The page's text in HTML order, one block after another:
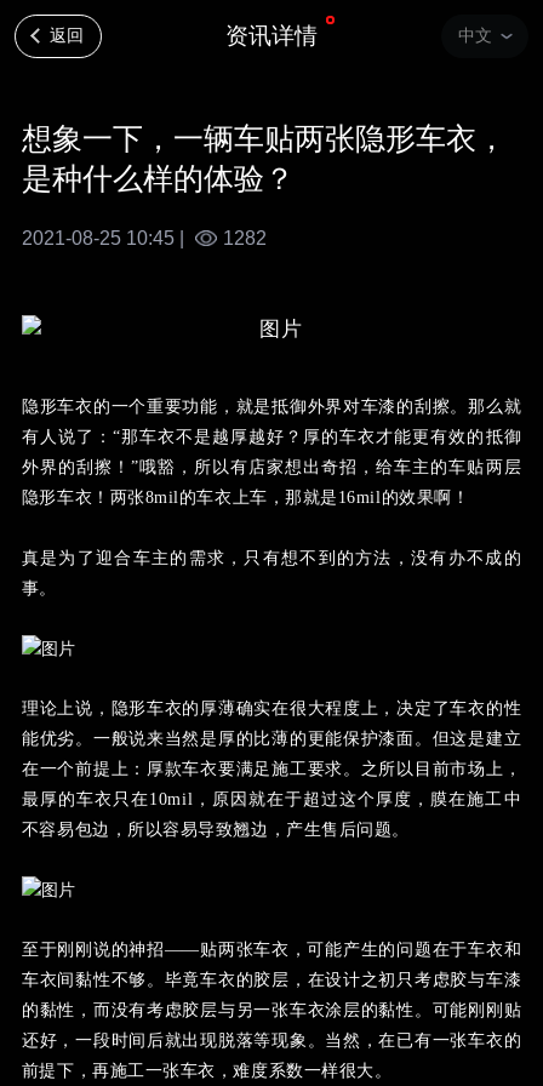
返回 资讯详情 中文
想象一下，一辆车贴两张隐形车衣，
是种什么样的体验？
2021-08-25 10:45 | 1282
隐形车衣的一个重要功能，就是抵御外界对车漆的刮擦。那么就
有人说了：“那车衣不是越厚越好？厚的车衣才能更有效的抵御
外界的刮擦！”哦豁，所以有店家想出奇招，给车主的车贴两层
隐形车衣！两张8mil的车衣上车，那就是16mil的效果啊！
真是为了迎合车主的需求，只有想不到的方法，没有办不成的
事。
理论上说，隐形车衣的厚薄确实在很大程度上，决定了车衣的性
能优劣。 一般说来当然是厚的比薄的更能保护漆面。 但这是建立
在一个前提上：厚款车衣要满足施工要求。之所以目前市场上，
最厚的车衣只在10mil，原因就在于超过这个厚度，膜在施工中
不容易包边，所以容易导致翘边，产生售后问题。
至于刚刚说的神招——贴两张车衣，可能产生的问题在于车衣和
车衣间黏性不够。毕竟车衣的胶层，在设计之初只考虑胶与车漆
的黏性，而没有考虑胶层与另一张车衣涂层的黏性。可能刚刚贴
还好，一段时间后就出现脱落等现象。当然，在已有一张车衣的
前提下，再施工一张车衣，难度系数一样很大。